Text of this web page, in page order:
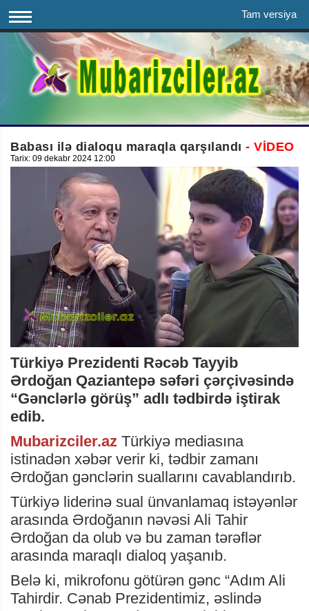
Tam versiya
Babası ilə dialoqu maraqla qarşılandı - VİDEO
Tarix: 09 dekabr 2024 12:00
Türkiyə Prezidenti Rəcəb Tayyib
Ərdoğan Qaziantepə səfəri çərçivəsində
“Gənclərlə görüş” adlı tədbirdə iştirak
edib.
Mubarizciler.az Türkiyə mediasına
istinadən xəbər verir ki, tədbir zamanı
Ərdoğan gənclərin suallarını cavablandırıb.
Türkiyə liderinə sual ünvanlamaq istəyənlər
arasında Ərdoğanın nəvəsi Ali Tahir
Ərdoğan da olub və bu zaman tərəflər
arasında maraqlı dialoq yaşanıb.
Belə ki, mikrofonu götürən gənc “Adım Ali
Tahirdir. Cənab Prezidentimiz, əslində